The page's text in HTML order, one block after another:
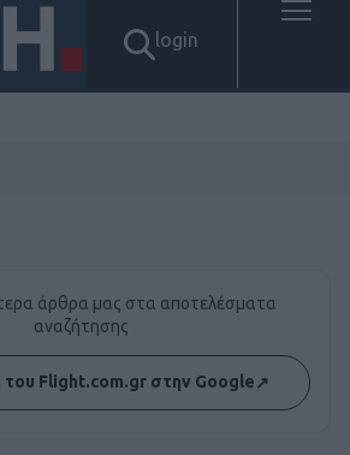
login
άρθρα μας στα αποτελέσματα
αναζήτησης
Flight.com.gr στην Google↗